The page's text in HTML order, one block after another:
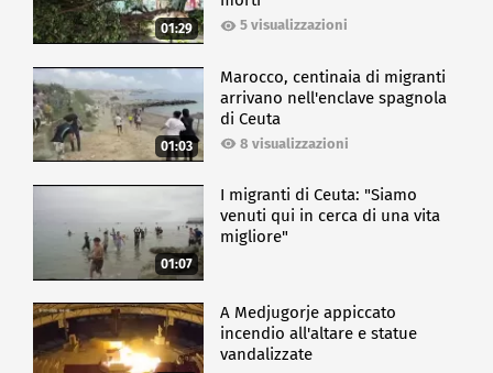
01:29 5 visualizzazioni
01:03
Marocco, centinaia di migranti
arrivano nell'enclave spagnola
di Ceuta
8 visualizzazioni
01:07
I migranti di Ceuta: "Siamo
venuti qui in cerca di una vita
migliore"
A Medjugorje appiccato
incendio all'altare e statue
vandalizzate